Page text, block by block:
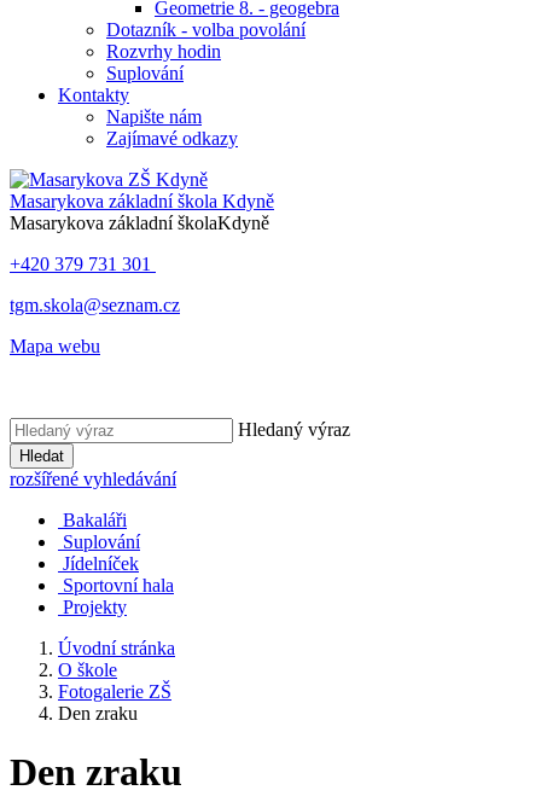
Geometrie 8. - geogebra
Dotazník - volba povolání
Rozvrhy hodin
Suplování
Kontakty
Napište nám
Zajímavé odkazy
Masarykova základní škola Kdyně
Masarykova základní školaKdyně
+420 379 731 301
tgm.skola@seznam.cz
Mapa webu
Hledaný výraz
Hledat
rozšířené vyhledávání
Bakaláři
Suplování
Jídelníček
Sportovní hala
Projekty
Úvodní stránka
O škole
Fotogalerie ZŠ
Den zraku
Den zraku